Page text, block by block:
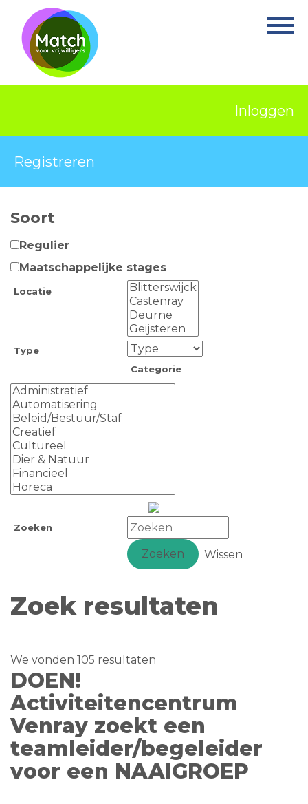
Home
Activiteiten
Projecten
Over Match
Ervaringsplek
Contact
Inloggen
Registreren
Soort
Regulier
Maatschappelijke stages
Locatie
Type
Categorie
Zoeken
Zoeken Wissen
Zoek resultaten
We vonden 105 resultaten
DOEN!
Activiteitencentrum
Venray zoekt een
teamleider/begeleider
voor een NAAIGROEP